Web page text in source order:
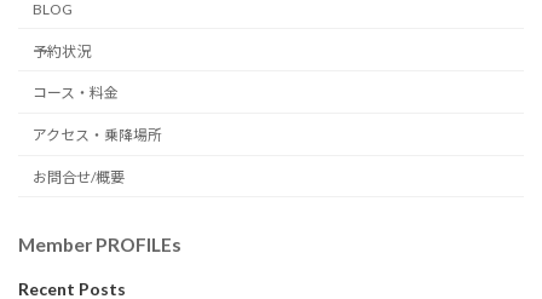
BLOG
予約状況
コース・料金
アクセス・乗降場所
お問合せ/概要
Member PROFILEs
Recent Posts